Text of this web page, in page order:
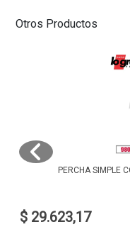
Otros Productos
PERCHA SIMPLE
$ 29.623,17